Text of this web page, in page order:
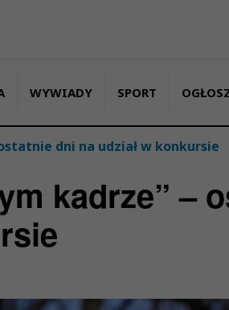
WYWIADY SPORT
dni na udział w konkursie
kadrze” –